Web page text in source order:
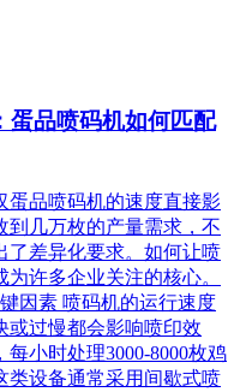
蛋品喷码机如何匹配
蛋品喷码机的速度直接影
到几万枚的产量需求，不
了差异化要求。如何让喷
许多企业关注的核心。
因素 喷码机的运行速度
或过慢都会影响喷印效
小时处理3000-8000枚鸡
类设备通常采用间歇式喷